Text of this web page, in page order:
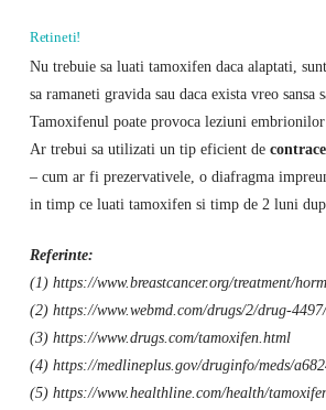
Retineti!
Nu trebuie sa luati tamoxifen daca alaptati,
sa ramaneti gravida sau daca exista vreo sansa
Tamoxifenul poate provoca leziuni embrionilor
Ar trebui sa utilizati un tip eficient de
– cum ar fi prezervativele, o diafragma
in timp ce luati tamoxifen si timp de 2 luni
Referinte:
(1) https://www.breastcancer.org/treatment/
(2) https://www.webmd.com/drugs/2/drug-
(3) https://www.drugs.com/tamoxifen.html
(4) https://medlineplus.gov/druginfo/meds/
(5) https://www.healthline.com/health/